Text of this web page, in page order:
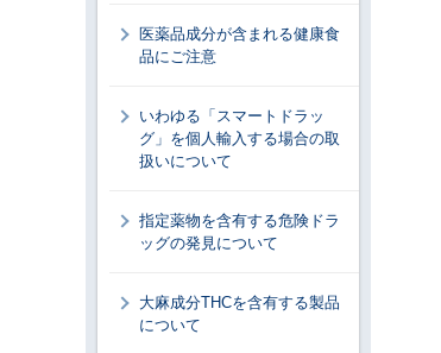
医薬品成分が含まれる健康食
品にご注意
いわゆる「スマートドラッ
グ」を個人輸入する場合の取
扱いについて
指定薬物を含有する危険ドラ
ッグの発見について
大麻成分THCを含有する製品
について